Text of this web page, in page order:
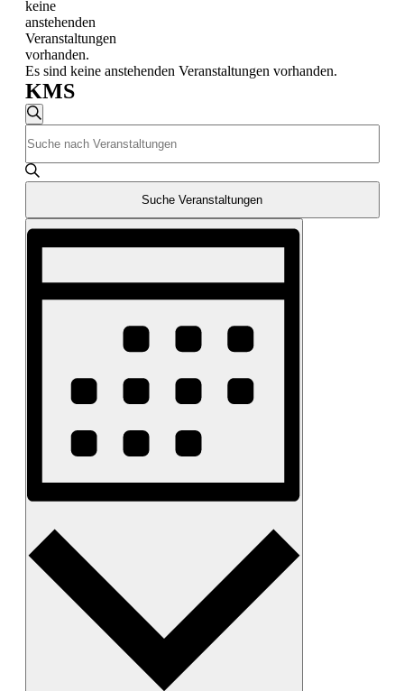
keine
anstehenden
Veranstaltungen
vorhanden.
Es sind keine anstehenden Veranstaltungen vorhanden.
KMS
Veranstaltungen
Suche
und
Ansichten,
Navigation
Suche
Schlüsselwort
eingeben.
Suche
Veranstaltungen
Schlüsselwort.
Suche Veranstaltungen
Veranstaltung
Ansichten-